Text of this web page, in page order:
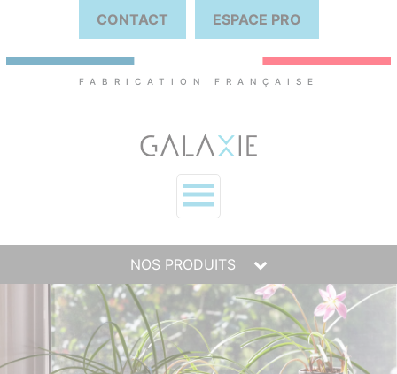
CONTACT ESPACE PRO
FABRICATION FRANÇAISE
NOS PRODUITS